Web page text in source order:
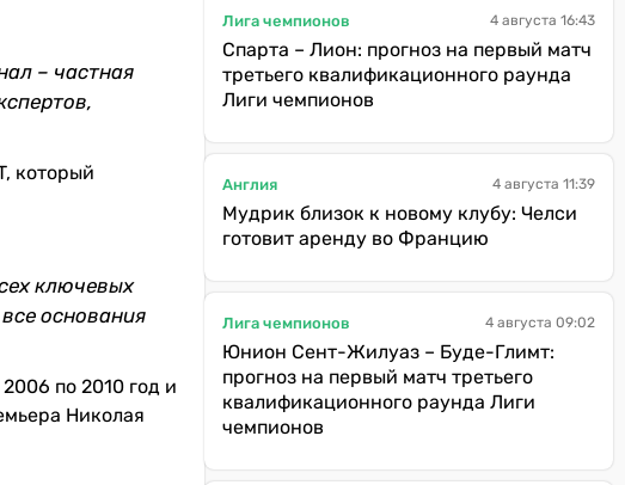
– частная
который
ключевых
основания
по 2010 год и
Николая
Лига чемпионов 4 августа 16:43
Спарта – Лион: прогноз на первый матч
третьего квалификационного раунда
Лиги чемпионов
Англия 4 августа 11:39
Мудрик близок к новому клубу: Челси
готовит аренду во Францию
Лига чемпионов 4 августа 09:02
Юнион Сент-Жилуаз – Буде-Глимт:
прогноз на первый матч третьего
квалификационного раунда Лиги
чемпионов